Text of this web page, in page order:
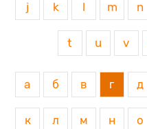
j k m n
t u v
а б в г д
к л м н о